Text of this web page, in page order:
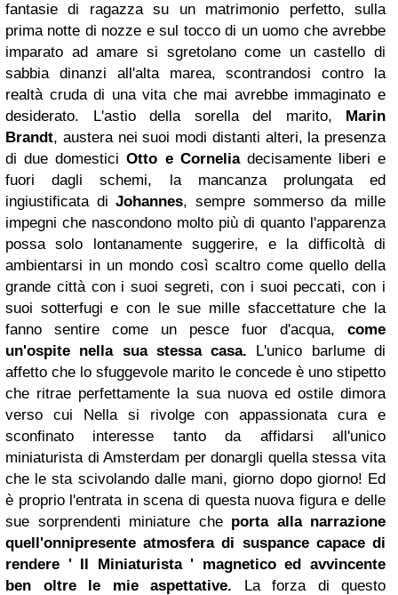
fantasie di ragazza su un matrimonio perfetto, sulla
prima notte di nozze e sul tocco di un uomo che avrebbe
imparato ad amare si sgretolano come un castello di
sabbia dinanzi all'alta marea, scontrandosi contro la
realtà cruda di una vita che mai avrebbe immaginato e
desiderato. L'astio della sorella del marito, Marin
Brandt, austera nei suoi modi distanti alteri, la presenza
di due domesticiOtto e Cornelia decisamente liberi e
fuori dagli schemi, la mancanza prolungata ed
ingiustificata diJohannes, sempre sommerso da mille
impegni che nascondono molto più di quanto l'apparenza
possa solo lontanamente suggerire, e la difficoltà di
ambientarsi in un mondo così scaltro come quello della
grande città con i suoi segreti, con i suoi peccati, con i
suoi sotterfugi e con le sue mille sfaccettature che la
fanno sentire come un pesce fuor d'acqua, come
un'ospite nella sua stessa casa. L'unico barlume di
affetto che lo sfuggevole marito le concede è uno stipetto
che ritrae perfettamente la sua nuova ed ostile dimora
verso cui Nella si rivolge con appassionata cura e
sconfinato interesse tanto da affidarsi all'unico
miniaturista di Amsterdam per donargli quella stessa vita
che le sta scivolando dalle mani, giorno dopo giorno! Ed
è proprio l'entrata in scena di questa nuova figura e delle
sue sorprendenti miniature che porta alla narrazione
quell'onnipresente atmosfera di suspance capace di
rendere ' Il Miniaturista ' magnetico ed avvincente
ben oltre le mie aspettative. La forza di questo